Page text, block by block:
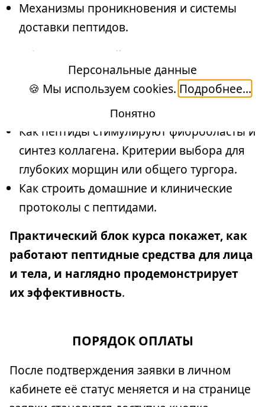
Механизмы проникновения и системы
доставки пептидов.
Обзор технологий (липосомы, наносомы,
ацилирование) и их реальная
эффективность. Как выбрать средство с
работающей доставкой.
Как пептиды стимулируют фибробласты и
синтез коллагена. Критерии выбора для
глубоких морщин или общего тургора.
Как строить домашние и клинические
протоколы с пептидами.
Практический блок курса покажет, как
работают пептидные средства для лица
и тела, и наглядно продемонстрирует
их эффективность.
ПОРЯДОК ОПЛАТЫ
После подтверждения заявки в личном
кабинете её статус меняется и на странице
Персональные данные
🍪 Мы используем cookies. Подробнее...
Понятно